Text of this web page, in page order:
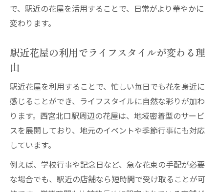
で、駅近の花屋を活用することで、日常がより華やかに
変わります。
駅近花屋の利用でライフスタイルが変わる理
由
駅近花屋を利用することで、忙しい毎日でも花を身近に
感じることができ、ライフスタイルに自然な彩りが加わ
ります。西宮北口駅周辺の花屋は、地域密着型のサービ
スを展開しており、地元のイベントや季節行事にも対応
しています。
例えば、学校行事や記念日など、急な花束の手配が必要
な場合でも、駅近の店舗なら短時間で受け取ることが可